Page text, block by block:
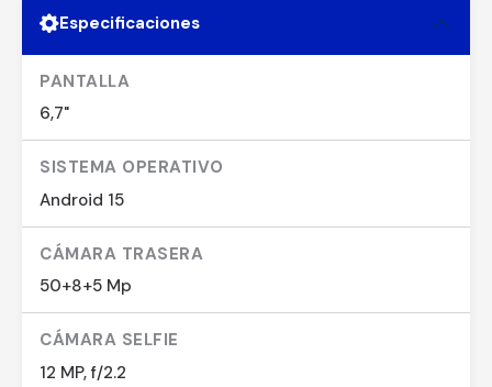
Especificaciones
PANTALLA
6,7"
SISTEMA OPERATIVO
Android 15
CÁMARA TRASERA
50+8+5 Mp
CÁMARA SELFIE
12 MP, f/2.2